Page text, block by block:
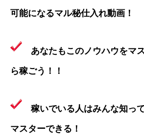
可能になるマル秘仕入れ動画！
あなたもこのノウハウをマ
ら稼ごう！！
稼いでいる人はみんな知っ
マスターできる！